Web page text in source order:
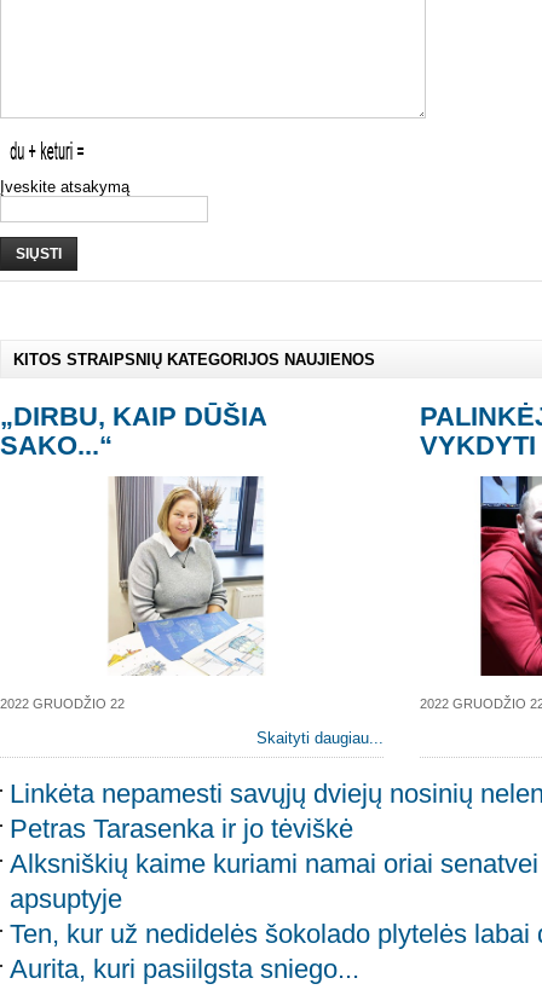
Įveskite atsakymą
SIŲSTI
KITOS STRAIPSNIŲ KATEGORIJOS NAUJIENOS
„DIRBU, KAIP DŪŠIA
SAKO...“
2022 GRUODŽIO 22
Skaityti daugiau...
2022 GRUODŽIO
Linkėta nepamesti savųjų dviejų nosinių
Petras Tarasenka ir jo tėviškė
Alksniškių kaime kuriami namai oriai
apsuptyje
Ten, kur už nedidelės šokolado plytelės labai
Aurita, kuri pasiilgsta sniego...